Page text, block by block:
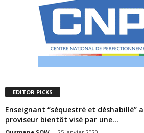
EDITOR PICKS
Enseignant ‘’séquestré et déshabillé’’
proviseur bientôt visé par une...